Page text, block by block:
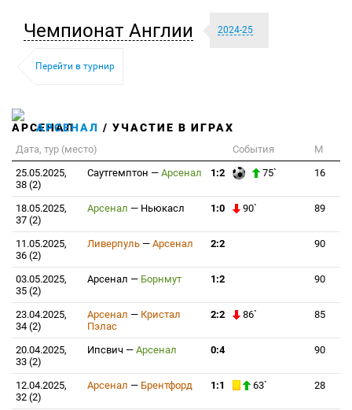
Чемпионат Англии 2024-25
Перейти в турнир
АРСЕНАЛ / УЧАСТИЕ В ИГРАХ
Дата, тур (место) События
М
25.05.2025,
38 (2)
Саутгемптон — Арсенал 1:2 75` 16
18.05.2025,
37 (2)
Арсенал — Ньюкасл 1:0 90` 89
11.05.2025,
36 (2)
Ливерпуль — Арсенал 2:2 90
03.05.2025,
35 (2)
Арсенал — Борнмут 1:2 90
23.04.2025,
34 (2)
Арсенал — Кристал
Пэлас
2:2 86` 85
20.04.2025,
33 (2)
Ипсвич — Арсенал 0:4 90
12.04.2025,
32 (2)
Арсенал — Брентфорд 1:1 63` 28